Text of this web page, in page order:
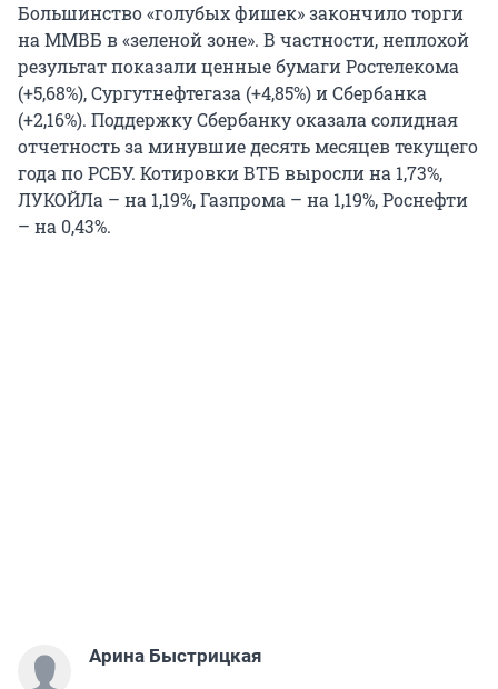
Большинство «голубых фишек» закончило торги
на ММВБ в «зеленой зоне». В частности, неплохой
результат показали ценные бумаги Ростелекома
(+5,68%), Сургутнефтегаза (+4,85%) и Сбербанка
(+2,16%). Поддержку Сбербанку оказала солидная
отчетность за минувшие десять месяцев текущего
года по РСБУ. Котировки ВТБ выросли на 1,73%,
ЛУКОЙЛа – на 1,19%, Газпрома – на 1,19%, Роснефти
– на 0,43%.
Арина Быстрицкая